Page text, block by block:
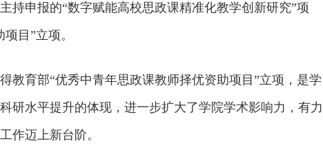
持申报的“数字赋能高校思政课精准化教学创新研究”项
目”立项。
教育部“优秀中青年思政课教师择优资助项目”立项，是学
研水平提升的体现，进一步扩大了学院学术影响力，有力
作迈上新台阶。